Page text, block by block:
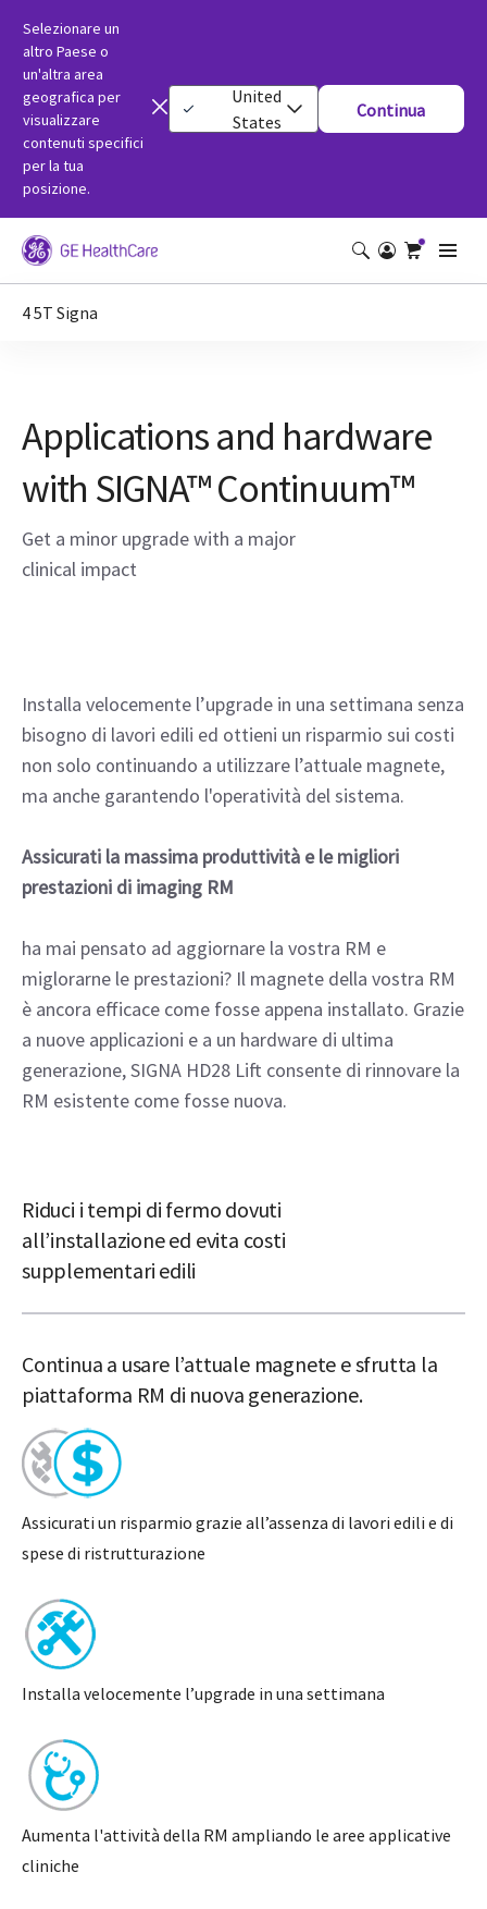
Selezionare un
altro Paese o
un'altra area
geografica per
visualizzare
contenuti specifici
per la tua
posizione.
United
States
Continua
4 5T Signa
Applications and hardware
with SIGNA™ Continuum™
Get a minor upgrade with a major
clinical impact
Installa velocemente l’upgrade in una settimana senza
bisogno di lavori edili ed ottieni un risparmio sui costi
non solo continuando a utilizzare l’attuale magnete,
ma anche garantendo l'operatività del sistema.
Assicurati la massima produttività e le migliori
prestazioni di imaging RM
ha mai pensato ad aggiornare la vostra RM e
miglorarne le prestazioni? Il magnete della vostra RM
è ancora efficace come fosse appena installato. Grazie
a nuove applicazioni e a un hardware di ultima
generazione, SIGNA HD28 Lift consente di rinnovare la
RM esistente come fosse nuova.
Riduci i tempi di fermo dovuti
all’installazione ed evita costi
supplementari edili
Continua a usare l’attuale magnete e sfrutta la
piattaforma RM di nuova generazione.
Assicurati un risparmio grazie all’assenza di lavori edili e di
spese di ristrutturazione
Installa velocemente l’upgrade in una settimana
Aumenta l'attività della RM ampliando le aree applicative
cliniche